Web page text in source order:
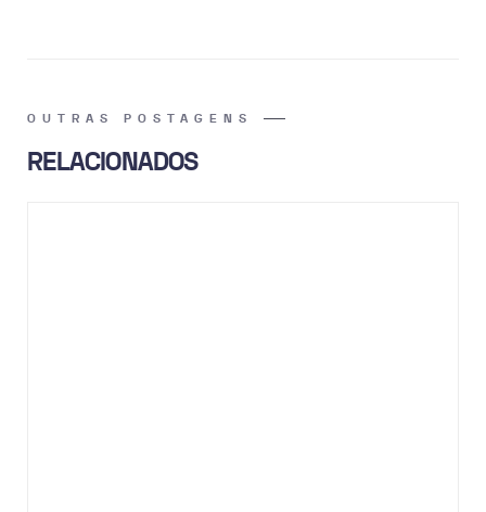
OUTRAS POSTAGENS
RELACIONADOS